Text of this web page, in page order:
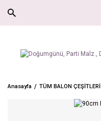
Anasayfa TÜM BALON ÇEŞİTLERİ